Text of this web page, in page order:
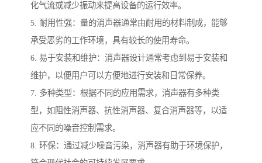
化气流或减少振动来提高设备的运行效率。
5. 耐用性强：量的消声器通常由耐用的材料制成，能够
承受恶劣的工作环境，具有较长的使用寿命。
6. 易于安装和维护：消声器设计通常考虑到易于安装和
维护，以便用户可以方便地进行安装和日常保养。
7. 多种类型：根据不同的应用需求，消声器有多种类
型，如阻性消声器、抗性消声器、复合消声器等，以适
应不同的噪音控制需求。
8. 环保：通过减少噪音污染，消声器有助于环境保护，